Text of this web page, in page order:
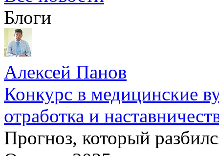
Блоги
Алексей Панов
Конкурс в медицинские
отработка и
Прогноз, который